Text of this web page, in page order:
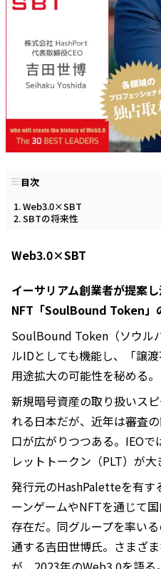
目次
Web3.0×SBT
SBTの将来性
Web3.0×SBT
イーサリアム創業者が提案
NFT「SoulBound Token」
SoulBound Token（ソウル
ルIDとしても機能し、「譲
用途拡大の可能性を秘める。
新規暗号資産の取り扱いス
れる日本だが、近年は審査
口が広がりつつある。IEO
レットトークン（PLT）が大
発行元のHashPaletteを有す
ーンゲームやNFTを通じて
存在だ。同グループを率い
通する吉田世博氏。さまざ